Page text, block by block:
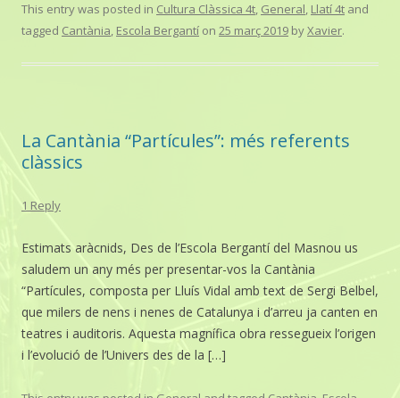
This entry was posted in Cultura Clàssica 4t, General, Llatí 4t and
tagged Cantània, Escola Bergantí on 25 març 2019 byXavier.
La Cantània “Partícules”: més referents
clàssics
1 Reply
Estimats aràcnids, Des de l’Escola Bergantí del Masnou us
saludem un any més per presentar-vos la Cantània
“Partícules, composta per Lluís Vidal amb text de Sergi Belbel,
que milers de nens i nenes de Catalunya i d’arreu ja canten en
teatres i auditoris. Aquesta magnífica obra ressegueix l’origen
i l’evolució de l’Univers des de la […]